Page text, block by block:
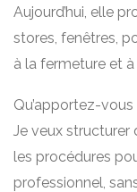
Aujourd’hui, elle
stores, fenêtres,
à la fermeture et
Qu’apportez-
Je veux structurer
les procédures
professionnel,